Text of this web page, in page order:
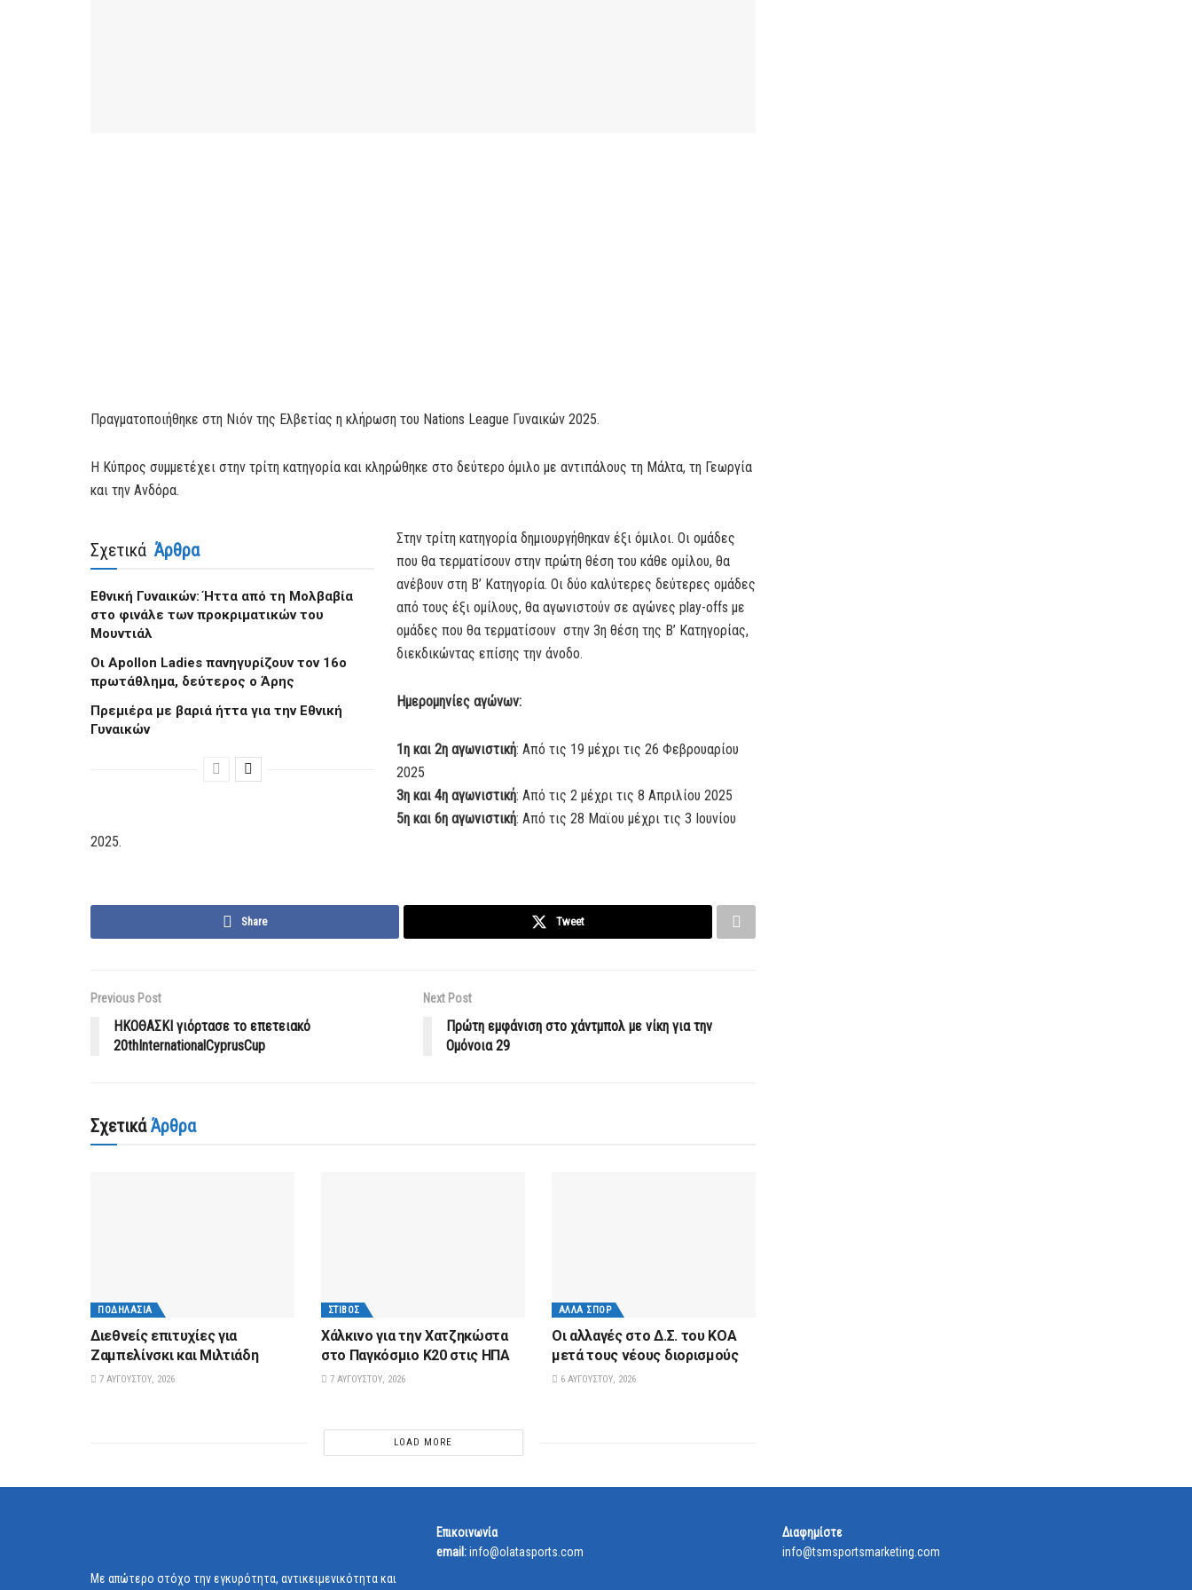
Πραγματοποιήθηκε στη Νιόν της Ελβετίας η κλήρωση του Nations League Γυναικών 2025.
Η Κύπρος συμμετέχει στην τρίτη κατηγορία και κληρώθηκε στο δεύτερο όμιλο με αντιπάλους τη Μάλτα, τη Γεωργία
και την Ανδόρα.
Σχετικά Άρθρα
Εθνική Γυναικών: Ήττα από τη Μολβαβία
στο φινάλε των προκριματικών του
Μουντιάλ
Oι Apollon Ladies πανηγυρίζουν τον 16ο
πρωτάθλημα, δεύτερος ο Άρης
Πρεμιέρα με βαριά ήττα για την Εθνική
Γυναικών
Στην τρίτη κατηγορία δημιουργήθηκαν έξι όμιλοι. Οι ομάδες
που θα τερματίσουν στην πρώτη θέση του κάθε ομίλου, θα
ανέβουν στη Β’ Κατηγορία. Οι δύο καλύτερες δεύτερες ομάδες
από τους έξι ομίλους, θα αγωνιστούν σε αγώνες play-offs με
ομάδες που θα τερματίσουν στην 3η θέση της Β’ Κατηγορίας,
διεκδικώντας επίσης την άνοδο.
Ημερομηνίες αγώνων:
1η και 2η αγωνιστική: Από τις 19 μέχρι τις 26 Φεβρουαρίου
2025
3η και 4η αγωνιστική: Από τις 2 μέχρι τις 8 Απριλίου 2025
5η και 6η αγωνιστική: Από τις 28 Μαϊου μέχρι τις 3 Ιουνίου
2025.
Share Tweet
Previous Post
HΚΟΘΑΣΚΙ γιόρτασε το επετειακό
20thInternationalCyprusCup
Next Post
Πρώτη εμφάνιση στο χάντμπολ με νίκη για την
Ομόνοια 29
ΣχετικάΆρθρα
ΠΟΔΗΛΑΣΊΑ
Διεθνείς επιτυχίες για
Ζαμπελίνσκι και Μιλτιάδη
7 ΑΥΓΟΎΣΤΟΥ, 2026
ΣΤΊΒΟΣ
Xάλκινο για την Χατζηκώστα
στο Παγκόσμιο Κ20 στις ΗΠΑ
7 ΑΥΓΟΎΣΤΟΥ, 2026
ΆΛΛΑ ΣΠΟΡ
Οι αλλαγές στο Δ.Σ. του ΚΟΑ
μετά τους νέους διορισμούς
6 ΑΥΓΟΎΣΤΟΥ, 2026
LOAD MORE
Με απώτερο στόχο την εγκυρότητα, αντικειμενικότητα και
Επικοινωνία
email:info@olatasports.com
Διαφημίστε
info@tsmsportsmarketing.com